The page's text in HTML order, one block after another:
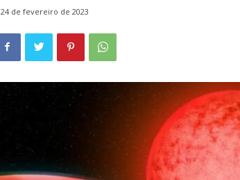
24 de fevereiro de 2023